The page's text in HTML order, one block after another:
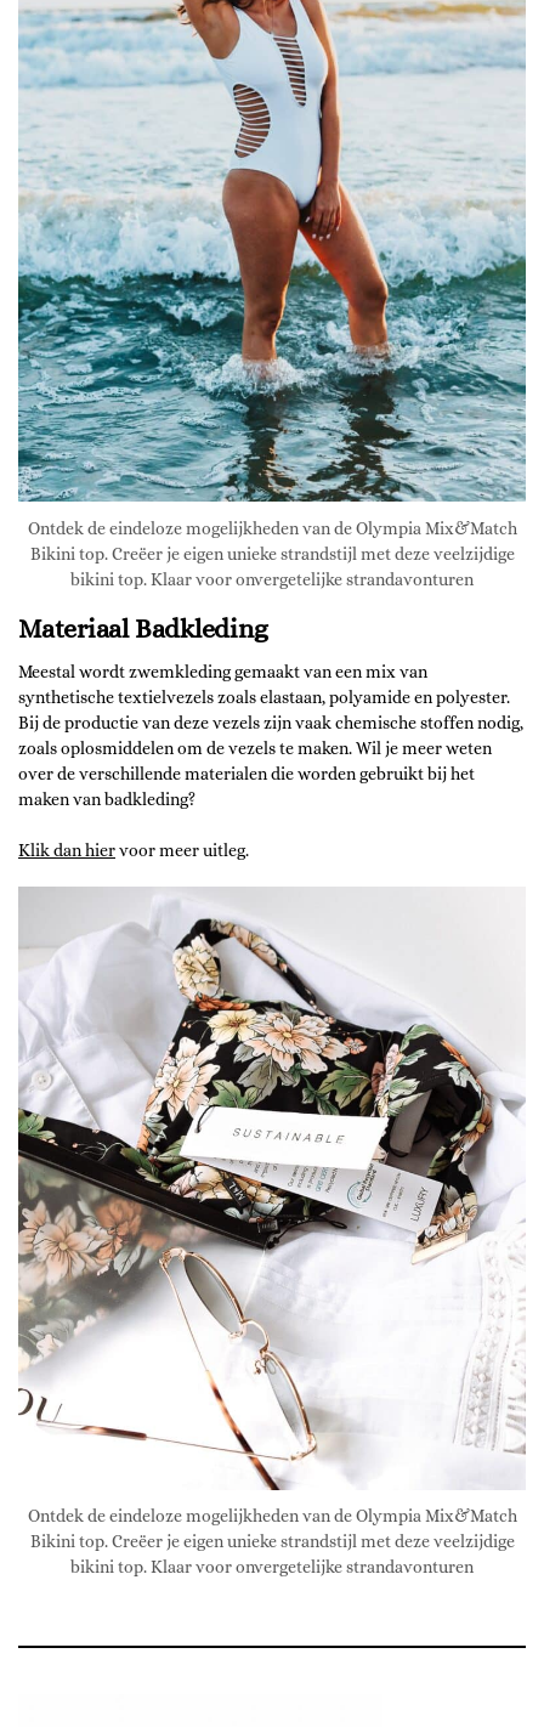
Ontdek de eindeloze mogelijkheden van de Olympia Mix&Match
Bikini top. Creëer je eigen unieke strandstijl met deze veelzijdige
bikini top. Klaar voor onvergetelijke strandavonturen
Materiaal Badkleding
Meestal wordt zwemkleding gemaakt van een mix van
synthetische textielvezels zoals elastaan, polyamide en polyester.
Bij de productie van deze vezels zijn vaak chemische stoffen nodig,
zoals oplosmiddelen om de vezels te maken. Wil je meer weten
over de verschillende materialen die worden gebruikt bij het
maken van badkleding?
Klik dan hiervoor meer uitleg.
Ontdek de eindeloze mogelijkheden van de Olympia Mix&Match
Bikini top. Creëer je eigen unieke strandstijl met deze veelzijdige
bikini top. Klaar voor onvergetelijke strandavonturen